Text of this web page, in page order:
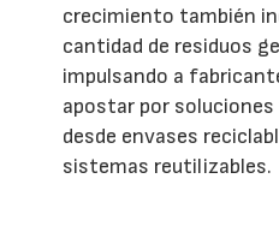
crecimiento también
cantidad de residuos
impulsando a
apostar por
desde envases
sistemas reutilizables.